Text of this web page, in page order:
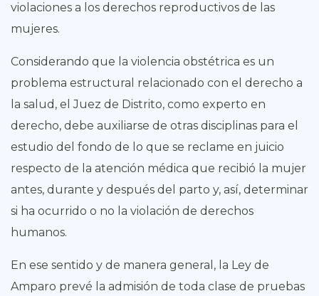
violaciones a los derechos reproductivos de las
mujeres.
Considerando que la violencia obstétrica es un
problema estructural relacionado con el derecho a
la salud, el Juez de Distrito, como experto en
derecho, debe auxiliarse de otras disciplinas para el
estudio del fondo de lo que se reclame en juicio
respecto de la atención médica que recibió la mujer
antes, durante y después del parto y, así, determinar
si ha ocurrido o no la violación de derechos
humanos.
En ese sentido y de manera general, la Ley de
Amparo prevé la admisión de toda clase de pruebas